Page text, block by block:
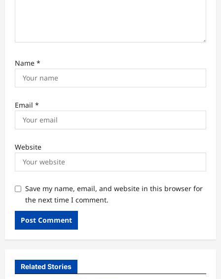
Name *
Email *
Website
Save my name, email, and website in this browser for
the next time I comment.
Related Stories